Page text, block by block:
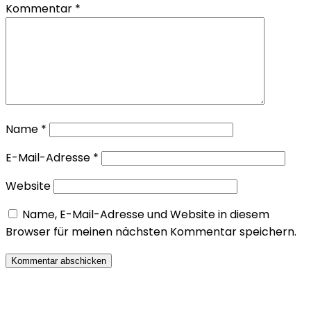
Kommentar *
Name *
E-Mail-Adresse *
Website
Name, E-Mail-Adresse und Website in diesem
Browser für meinen nächsten Kommentar speichern.